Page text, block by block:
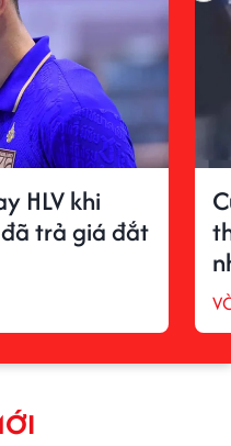
HLV khi
trả giá đắt